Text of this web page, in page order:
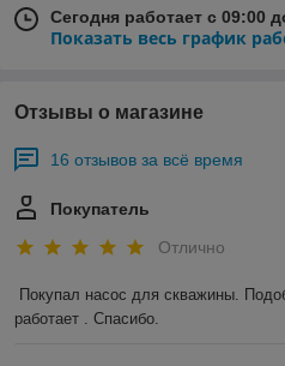
Сегодня работает с 09:00
Показать весь график
Отзывы о магазине
16 отзывов за всё время
Покупатель
Отлично
Покупал насос для скважины.
работает . Спасибо.